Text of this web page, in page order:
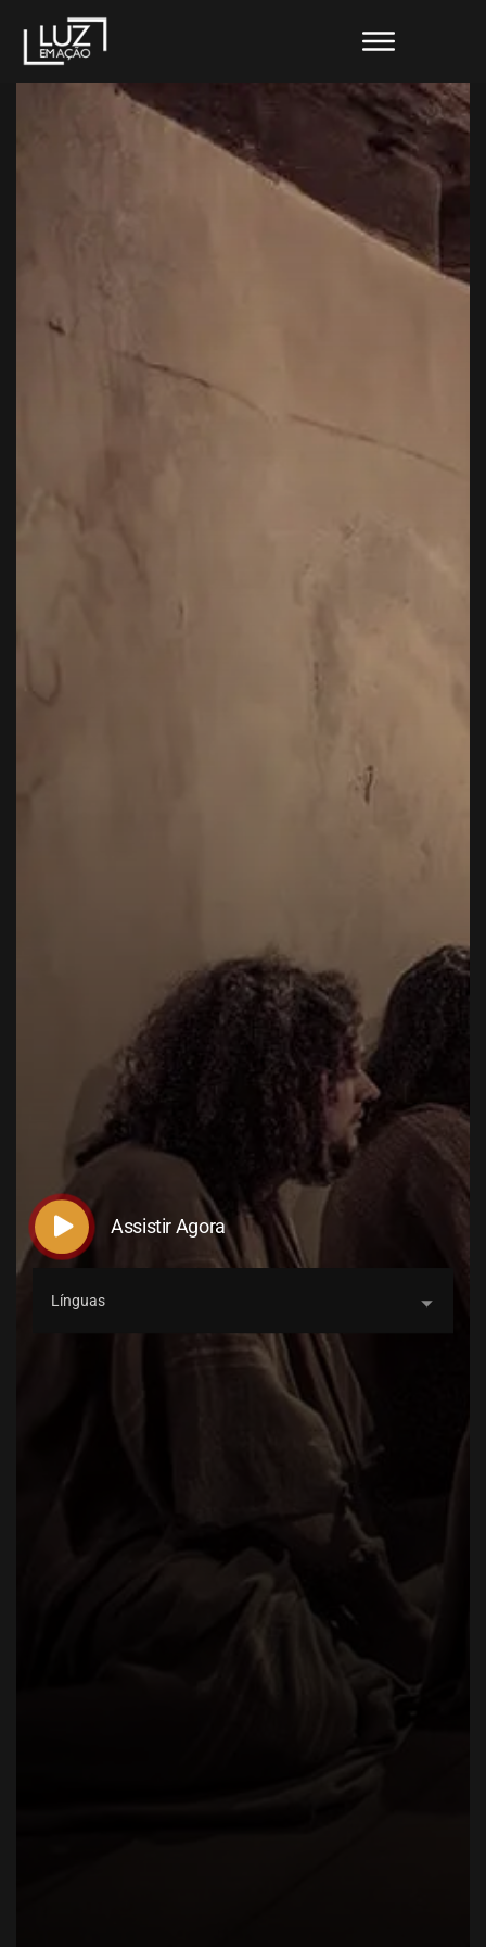
TETELESTAI ROMENO
Assistir Agora
Línguas